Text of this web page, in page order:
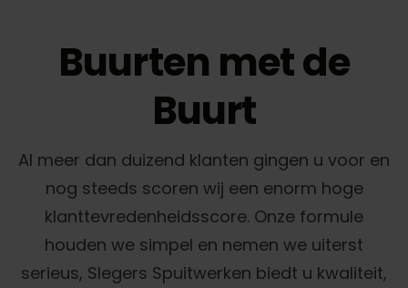
Buurten met de
Buurt
Al meer dan duizend klanten gingen u voor en
nog steeds scoren wij een enorm hoge
klanttevredenheidsscore. Onze formule
houden we simpel en nemen we uiterst
serieus, Slegers Spuitwerken biedt u kwaliteit,